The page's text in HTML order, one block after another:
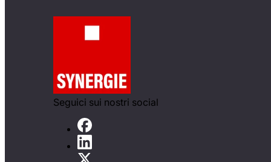
Seguici sui nostri social